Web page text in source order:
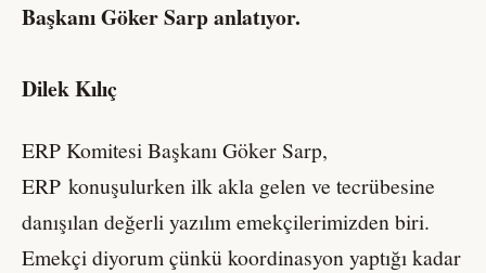
Başkanı Göker Sarp anlatıyor.
Dilek Kılıç
ERP Komitesi Başkanı Göker Sarp,
ERP konuşulurken ilk akla gelen ve tecrübesine
danışılan değerli yazılım emekçilerimizden biri.
Emekçi diyorum çünkü koordinasyon yaptığı kadar